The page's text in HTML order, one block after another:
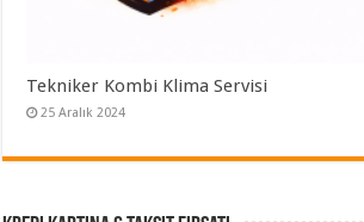
Tekniker Kombi Klima Servisi
25 Aralık 2024